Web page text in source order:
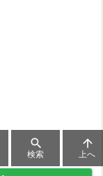

検索

上へ